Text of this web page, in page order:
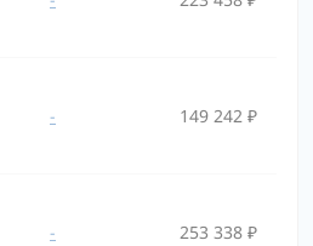
- 149 242 ₽
- 253 338 ₽